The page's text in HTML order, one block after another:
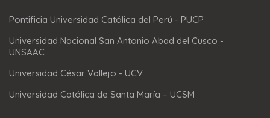
Pontificia Universidad Católica del Perú - PUCP
Universidad Nacional San Antonio Abad del Cusco -
UNSAAC
Universidad César Vallejo - UCV
Universidad Católica de Santa María – UCSM